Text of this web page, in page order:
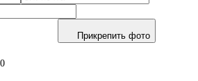
Прикрепить фото